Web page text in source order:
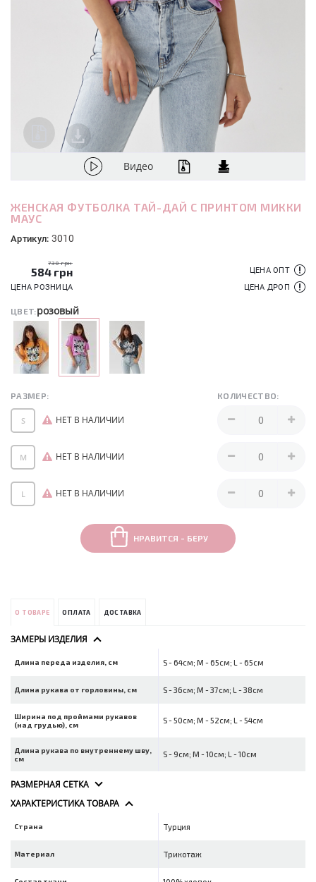
Видео
ЖЕНСКАЯ ФУТБОЛКА ТАЙ-ДАЙ С ПРИНТОМ МИККИ
МАУС
Артикул: 3010
730 грн
584 грн
ЦЕНА РОЗНИЦА
ЦЕНА ОПТ
ЦЕНА ДРОП
ЦВЕТ:розовый
РАЗМЕР: КОЛИЧЕСТВО:
S НЕТ В НАЛИЧИИ
M НЕТ В НАЛИЧИИ
L НЕТ В НАЛИЧИИ
НРАВИТСЯ - БЕРУ
О ТОВАРЕ ОПЛАТА ДОСТАВКА
ЗАМЕРЫ ИЗДЕЛИЯ
Длина переда изделия, см S - 64см; M - 65см; L - 65см
Длина рукава от горловины, см S - 36см; M - 37см; L - 38см
Ширина под проймами рукавов
(над грудью), см
S - 50см; M - 52см; L - 54см
Длина рукава по внутреннему шву,
см
S - 9см; M - 10см; L - 10см
РАЗМЕРНАЯ СЕТКА
ХАРАКТЕРИСТИКА ТОВАРА
Страна Турция
Материал Трикотаж